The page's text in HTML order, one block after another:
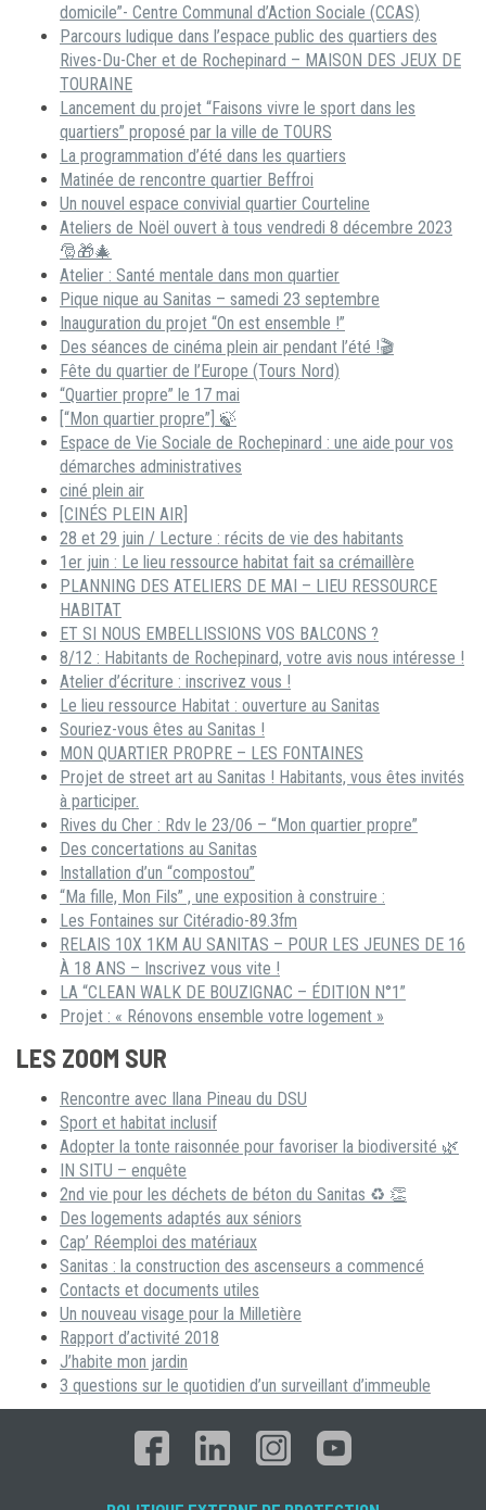
domicile”- Centre Communal d’Action Sociale (CCAS)
Parcours ludique dans l’espace public des quartiers des
Rives-Du-Cher et de Rochepinard – MAISON DES JEUX DE
TOURAINE
Lancement du projet “Faisons vivre le sport dans les
quartiers” proposé par la ville de TOURS
La programmation d’été dans les quartiers
Matinée de rencontre quartier Beffroi
Un nouvel espace convivial quartier Courteline
Ateliers de Noël ouvert à tous vendredi 8 décembre 2023
🎅🎁🎄
Atelier : Santé mentale dans mon quartier
Pique nique au Sanitas – samedi 23 septembre
Inauguration du projet “On est ensemble !”
Des séances de cinéma plein air pendant l’été !🎬
Fête du quartier de l’Europe (Tours Nord)
“Quartier propre” le 17 mai
[“Mon quartier propre”] 🍃
Espace de Vie Sociale de Rochepinard : une aide pour vos
démarches administratives
ciné plein air
[CINÉS PLEIN AIR]
28 et 29 juin / Lecture : récits de vie des habitants
1er juin : Le lieu ressource habitat fait sa crémaillère
PLANNING DES ATELIERS DE MAI – LIEU RESSOURCE
HABITAT
ET SI NOUS EMBELLISSIONS VOS BALCONS ?
8/12 : Habitants de Rochepinard, votre avis nous intéresse !
Atelier d’écriture : inscrivez vous !
Le lieu ressource Habitat : ouverture au Sanitas
Souriez-vous êtes au Sanitas !
MON QUARTIER PROPRE – LES FONTAINES
Projet de street art au Sanitas ! Habitants, vous êtes invités
à participer.
Rives du Cher : Rdv le 23/06 – “Mon quartier propre”
Des concertations au Sanitas
Installation d’un “compostou”
“Ma fille, Mon Fils” , une exposition à construire :
Les Fontaines sur Citéradio-89.3fm
RELAIS 10X 1KM AU SANITAS – POUR LES JEUNES DE 16
À 18 ANS – Inscrivez vous vite !
LA “CLEAN WALK DE BOUZIGNAC – ÉDITION N°1”
Projet : « Rénovons ensemble votre logement »
LES ZOOM SUR
Rencontre avec Ilana Pineau du DSU
Sport et habitat inclusif
Adopter la tonte raisonnée pour favoriser la biodiversité 🌿
IN SITU – enquête
2nd vie pour les déchets de béton du Sanitas ♻ 👏
Des logements adaptés aux séniors
Cap’ Réemploi des matériaux
Sanitas : la construction des ascenseurs a commencé
Contacts et documents utiles
Un nouveau visage pour la Milletière
Rapport d’activité 2018
J’habite mon jardin
3 questions sur le quotidien d’un surveillant d’immeuble